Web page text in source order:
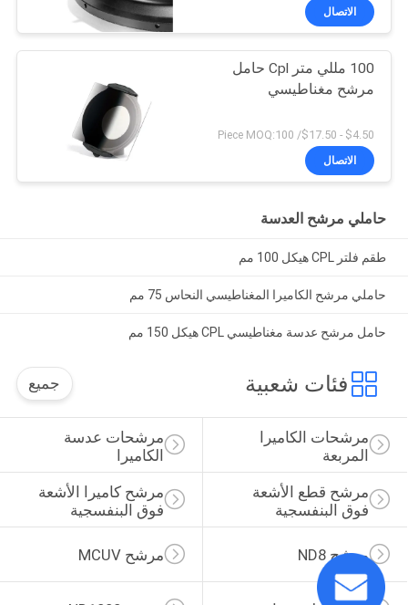
الاتصال
100 مللي متر Cpl حامل
مرشح مغناطيسي
$4.50 - $17.50/ Piece MOQ:100
الاتصال
حاملي مرشح العدسة
طقم فلتر CPL هيكل 100 مم
حاملي مرشح الكاميرا المغناطيسي النحاس 75 مم
حامل مرشح عدسة مغناطيسي CPL هيكل 150 مم
فئات شعبية جميع
مرشحات عدسة
الكاميرا
مرشحات الكاميرا
المربعة
مرشح كاميرا الأشعة
فوق البنفسجية
مرشح قطع الأشعة
فوق البنفسجية
مرشح MCUV مرشح ND8